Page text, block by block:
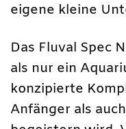
eigene kleine
Das Fluval Spec
als nur ein
konzipierte
Anfänger als